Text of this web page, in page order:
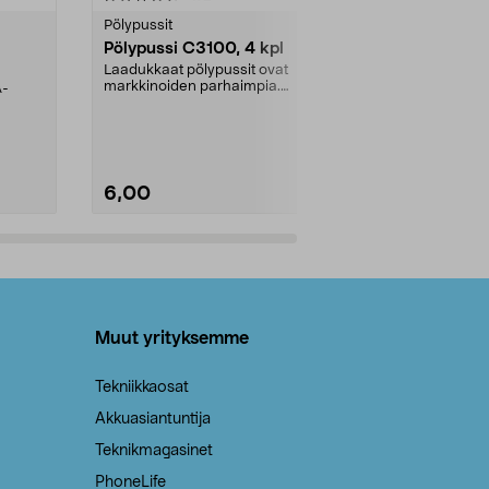
Pölypussit
Pölypussi C3100, 4 kpl
Laadukkaat pölypussit ovat
markkinoiden parhaimpia.
6,00
Muut yrityksemme
Tekniikkaosat
Akkuasiantuntija
Teknikmagasinet
PhoneLife